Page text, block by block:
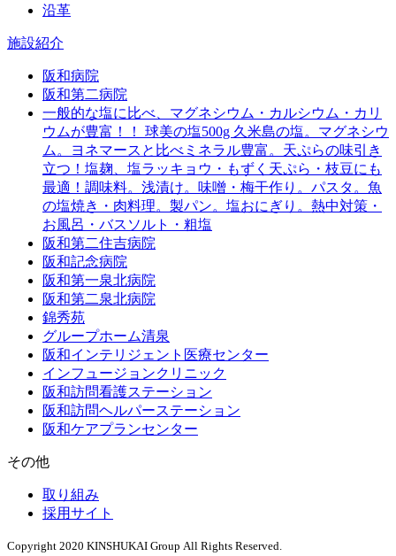
沿革
施設紹介
阪和病院
阪和第二病院
一般的な塩に比べ、マグネシウム・カルシウム・カリ
ウムが豊富！！ 球美の塩500g 久米島の塩。マグネシウ
ム。ヨネマースと比べミネラル豊富。天ぷらの味引き
立つ！塩麹、塩ラッキョウ・もずく天ぷら・枝豆にも
最適！調味料。浅漬け。味噌・梅干作り。パスタ。魚
の塩焼き・肉料理。製パン。塩おにぎり。熱中対策・
お風呂・バスソルト・粗塩
阪和第二住吉病院
阪和記念病院
阪和第一泉北病院
阪和第二泉北病院
錦秀苑
グループホーム清泉
阪和インテリジェント医療センター
インフュージョンクリニック
阪和訪問看護ステーション
阪和訪問ヘルパーステーション
阪和ケアプランセンター
その他
取り組み
採用サイト
Copyright 2020 KINSHUKAI Group All Rights Reserved.